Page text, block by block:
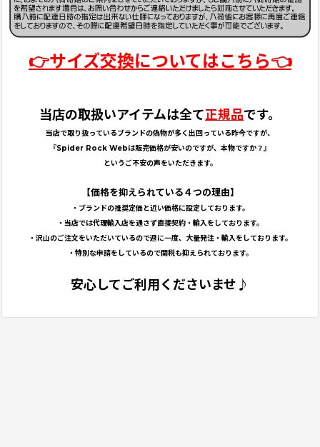
👉サイズ交換についてはこちら👈
当店の取扱いアイテムは全て正規品です。
当店で取り扱っているブランドの偽物が多く出回っている昨今ですが、
『Spider Rock Webは販売価格が安いのですが、本物ですか？』
というご不安の声をいただきます。
【価格を抑えられている４つの理由】
・ブランドの推奨定価と近い価格に設定しております。
・当店では代理輸入店を通さず直接契約・輸入をしております。
・沢山のご注文をいただいているので週に一度、大量発注・輸入をしております。
・特別な申請をしているので関税も抑えられております。
安心してご利用くださいませ♪